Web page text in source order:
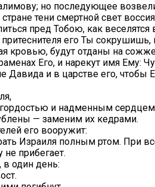
но последующее
тени смертной свет
пред Тобою, как
его Ты
кровью, будут отданы на
Его, и нарекут имя Ему:
и в царстве его, чтобы
и надменным сердцем
— заменим их кедрами.
его вооружит:
Израиля полным ртом. При
прибегает.
в один день: